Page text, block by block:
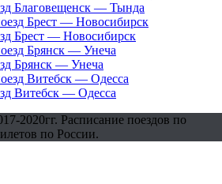
Благовещенск — Тында
Брест — Новосибирск
Брянск — Унеча
Витебск — Одесса
2020гг. Расписание поездов по
по России.